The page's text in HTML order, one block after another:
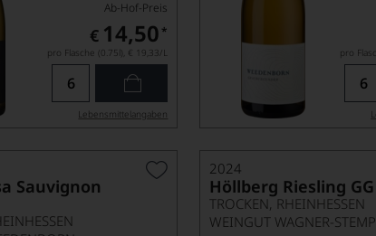
Ab-Hof-Preis
€ 14,50 *
pro Flasche (0.75l), € 19,33/L
Lebensmittel­angaben
pro
Sauvignon
2024
Höllberg Riesling GG
TROCKEN, RHEINHESSEN
WEINGUT WAGNER-